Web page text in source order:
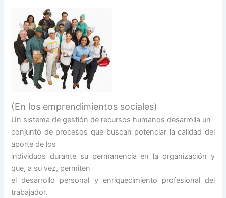
(En los emprendimientos sociales)
Un sistema de gestión de recursos humanos desarrolla un
conjunto de procesos que buscan potenciar la calidad del
aporte de los
individuos durante su permanencia en la organización y
que, a su vez, permiten
el desarrollo personal y enriquecimiento profesional del
trabajador.